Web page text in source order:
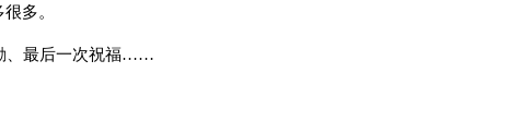
多。
、最后一次祝福……